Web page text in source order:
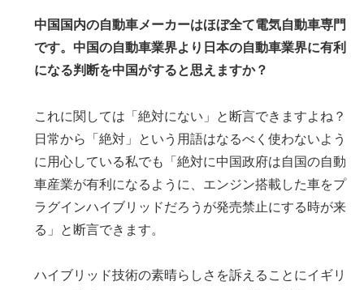
中国国内の自動車メーカーはほぼ全て電気自動車専門
です。中国の自動車業界より日本の自動車業界に有利
になる判断を中国がすると思えますか？
これに関しては「絶対にない」と断言できますよね？
日常から「絶対」という用語はなるべく使わないよう
に用心している私でも「絶対に中国政府は自国の自動
車産業が有利になるように、エンジン搭載した車をプ
ラグインハイブリッドだろうが発売禁止にする時が来
る」と断言できます。
ハイブリッド技術の素晴らしさを訴えることにイギリ